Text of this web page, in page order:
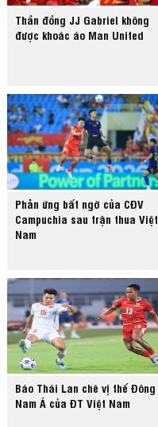
Thần đồng JJ Gabriel không
được khoác áo Man United
Phản ứng bất ngờ của CĐV
Campuchia sau trận thua Việt
Nam
Báo Thái Lan chê vị thế Đông
Nam Á của ĐT Việt Nam